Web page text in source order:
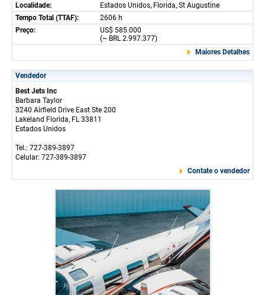
Localidade:
Estados Unidos, Florida, St Augustine
Tempo Total (TTAF):
2606 h
Preço:
US$ 585.000
(~ BRL 2.997.377)
Maiores Detalhes
Vendedor
Best Jets Inc
Barbara Taylor
3240 Airfield Drive East Ste 200
Lakeland Florida, FL 33811
Estados Unidos
Tel.: 727-389-3897
Celular: 727-389-3897
Contate o vendedor